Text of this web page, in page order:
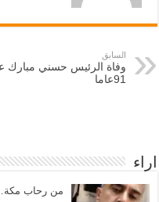
السابق
وفاة الرئيس حسني مبارك
91عاما
اراء
من رحاب